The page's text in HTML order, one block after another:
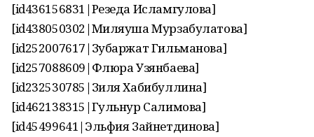
[id436156831|Резеда Исламгулова]
[id438050302|Миляуша Мурзабулатова]
[id252007617|Зубаржат Гильманова]
[id257088609|Флюра Узянбаева]
[id232530785|Зиля Хабибуллина]
[id462138315|Гульнур Салимова]
[id45499641|Эльфия Зайнетдинова]